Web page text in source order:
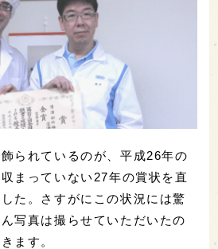
られているのが、平成26年の
まっていない27年の賞状を直
た。さすがにこの状況には驚
写真は撮らせていただいたの
ます。